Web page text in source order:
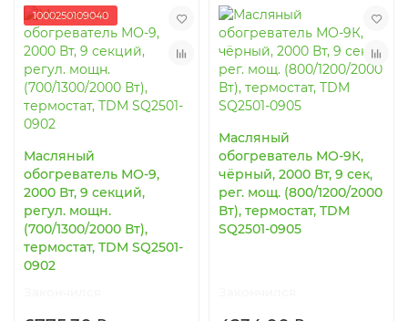
1000250109040
Масляный
обогреватель МО-9,
2000 Вт, 9 секций,
регул. мощн.
(700/1300/2000 Вт),
термостат, TDM SQ2501-
0902
Масляный
обогреватель МО-9К,
чёрный, 2000 Вт, 9 сек,
рег. мощ. (800/1200/2000
Вт), термостат, TDM
SQ2501-0905